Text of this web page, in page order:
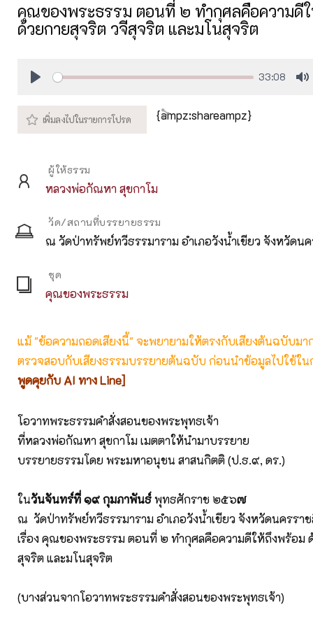
คุณของพระธรรม ตอนที่ ๒ ทำกุศลคือความดี
ด้วยกายสุจริต วจีสุจริต และมโนสุจริต
33:08
{ampz:shareampz}
ผู้ให้ธรรม
หลวงพ่อกัณหา สุขกาโม
วัด/สถานที่บรรยายธรรม
ณ วัดป่าทรัพย์ทวีธรรมาราม อำเภอวังน้ำเขียว จังหวัดน
ชุด
คุณของพระธรรม
แม้ "ข้อความถอดเสียงนี้" จะพยายามให้ตรงกับเสียงต้นฉบับม
ตรวจสอบกับเสียงธรรมบรรยายต้นฉบับ ก่อนนำข้อมูลไปใช้ใน
พูดคุยกับ AI ทาง Line]
โอวาทพระธรรมคำสั่งสอนของพระพุทธเจ้า
ที่หลวงพ่อกัณหา สุขกาโม เมตตาให้นำมาบรรยาย
บรรยายธรรมโดย พระมหาอนุชน สาสนกิตติ (ป.ธ.๙, ดร.)
ในวันจันทร์ที่ ๑๙ กุมภาพันธ์พุทธศักราช ๒๕๖๗
ณ วัดป่าทรัพย์ทวีธรรมาราม อำเภอวังน้ำเขียว จังหวัดนครรา
เรื่อง คุณของพระธรรม ตอนที่ ๒ ทำกุศลคือความดีให้ถึงพร้อม
สุจริต และมโนสุจริต
(บางส่วนจากโอวาทพระธรรมคำสั่งสอนของพระพุทธเจ้า)